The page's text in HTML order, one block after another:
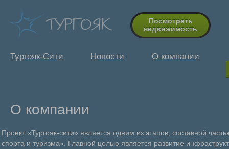
Посмотреть
недвижимость
Тургояк-Сити Новости О компании
О компании
Проект «Тургояк-сити» является одним из этапов, составной
спорта и туризма». Главной целью является развитие